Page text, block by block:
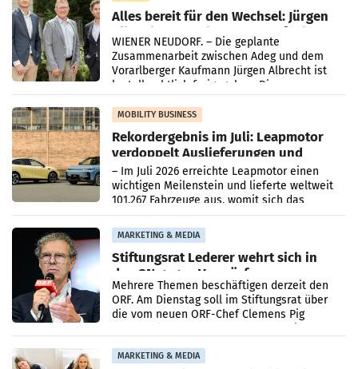
Alles bereit für den Wechsel: Jürgen
Albrecht setzt ab 1.1.2027 auf Adeg
WIENER NEUDORF. – Die geplante
Zusammenarbeit zwischen Adeg und dem
Vorarlberger Kaufmann Jürgen Albrecht ist
kartellrechtlich freigegeben: Die
Bundeswettbewerbsbehörde und der
Bundeskartellanwalt
MOBILITY BUSINESS
Rekordergebnis im Juli: Leapmotor
verdoppelt Auslieferungen und
überschreitet die 100.000er-Marke
– Im Juli 2026 erreichte Leapmotor einen
wichtigen Meilenstein und lieferte weltweit
101.267 Fahrzeuge aus, womit sich das
Ergebnis gegenüber Juli 2025 mehr als
verdoppelte (+102
MARKETING & MEDIA
Stiftungsrat Lederer wehrt sich in
den SN gegen Vorwürfe
Mehrere Themen beschäftigen derzeit den
ORF. Am Dienstag soll im Stiftungsrat über
die vom neuen ORF-Chef Clemens Pig
MARKETING & MEDIA